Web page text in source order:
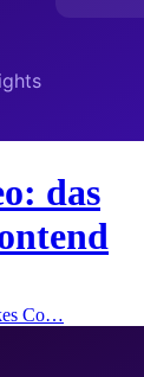
das
Co…